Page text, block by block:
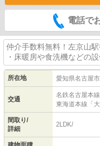
電話で
仲介手数料無料！左京山
・床暖房や食洗機などの
所在地 愛知県名古屋
交通
名鉄名古屋本線
東海道本線 「
間取り/
詳細
2LDK/